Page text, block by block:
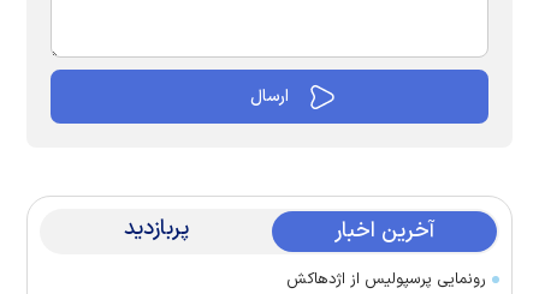
آخرین اخبار پربازدید
رونمایی پرسپولیس از اژدهاکش